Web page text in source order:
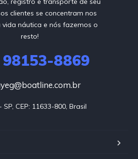
clientes se concentram nos
náutica e nós fazemos o
resto!
98153-8869
SP, CEP: 11633-800, Brasil